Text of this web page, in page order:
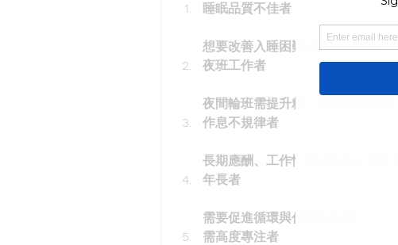
睡眠品質不佳者
想要改善入睡困難或淺眠問題的人
夜班工作者
夜間輪班需提升精力與休息效率的
作息不規律者
長期應酬、工作忙碌或作息不穩定
年長者
需要促進循環與代謝的族群。
需高度專注者